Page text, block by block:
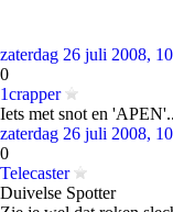
zaterdag 26 juli 2008,
0
1crapper
Iets met snot en
zaterdag 26 juli 2008,
0
Telecaster
Duivelse Spotter